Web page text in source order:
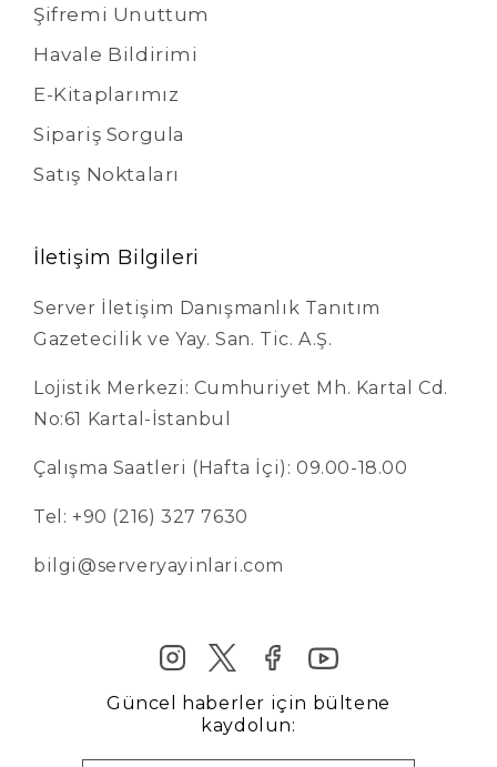
Şifremi Unuttum
Havale Bildirimi
E-Kitaplarımız
Sipariş Sorgula
Satış Noktaları
İletişim Bilgileri
Server İletişim Danışmanlık Tanıtım
Gazetecilik ve Yay. San. Tic. A.Ş.
Lojistik Merkezi: Cumhuriyet Mh. Kartal Cd.
No:61 Kartal-İstanbul
Çalışma Saatleri (Hafta İçi): 09.00-18.00
Tel: +90 (216) 327 7630
bilgi@serveryayinlari.com
Güncel haberler için bültene
kaydolun: